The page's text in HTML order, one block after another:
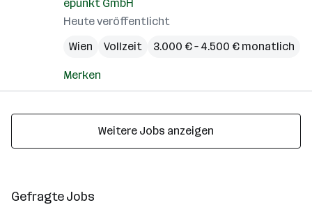
epunkt GmbH
Heute veröffentlicht
Wien
Vollzeit 3.000 € – 4.500 € monatlich
Merken
Weitere Jobs anzeigen
Gefragte Jobs